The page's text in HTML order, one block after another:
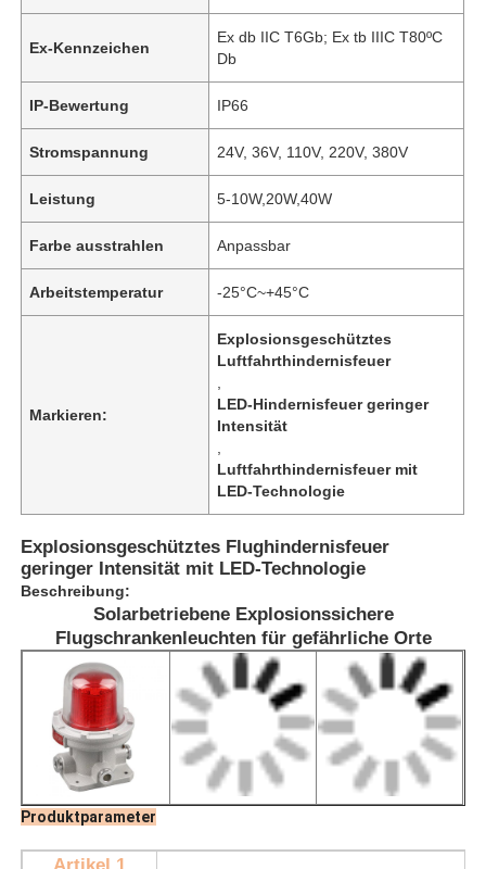
Ex-Kennzeichen
Ex db IIC T6Gb; Ex tb IIIC T80ºC
Db
IP-Bewertung IP66
Stromspannung 24V, 36V, 110V, 220V, 380V
Leistung 5-10W,20W,40W
Farbe ausstrahlen Anpassbar
Arbeitstemperatur -25°C~+45°C
Markieren:
Explosionsgeschütztes
Luftfahrthindernisfeuer
LED-Hindernisfeuer geringer
Intensität
Luftfahrthindernisfeuer mit
LED-Technologie
Explosionsgeschütztes Flughindernisfeuer
geringer Intensität mit LED-Technologie
Beschreibung:
Solarbetriebene Explosionssichere
Flugschrankenleuchten für gefährliche Orte
Produktparameter
Artikel 1